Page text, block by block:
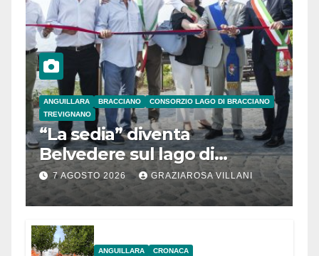
ANGUILLARA BRACCIANO
CONSORZIO LAGO DI BRACCIANO
TREVIGNANO
“La sedia” diventa
Belvedere sul lago di
Bracciano: ieri
l’inaugurazione
7 AGOSTO 2026 GRAZIAROSA VILLANI
ANGUILLARA CRONACA